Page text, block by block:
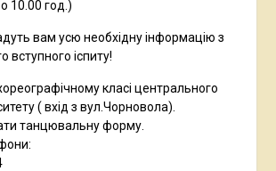
10.00 год.)
вам усю необхідну інформацію з
вступного іспиту!
класі центрального
( вхід з вул.Чорновола).
танцювальну форму.